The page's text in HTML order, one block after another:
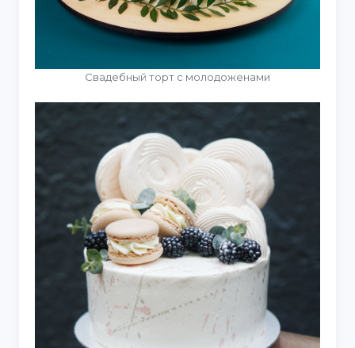
Свадебный торт с молодоженами